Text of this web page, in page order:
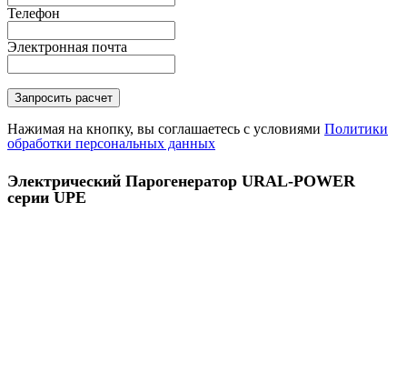
Телефон
Электронная почта
Нажимая на кнопку, вы соглашаетесь с условиями Политики
обработки персональных данных
Электрический Парогенератор URAL-POWER
серии UPE